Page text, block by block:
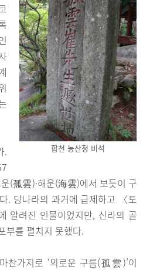
합천 농산정 비석
.
(孤雲)·해운(海雲)에서 보듯이 구
. 당나라의 과거에 급제하고 〈토
알려진 인물이었지만, 신라의 골
부를 펼치지 못했다.
찬가지로 ‘외로운 구름(孤雲)’이